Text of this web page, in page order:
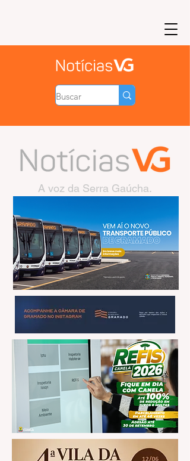
A voz da Serra Gaúcha.